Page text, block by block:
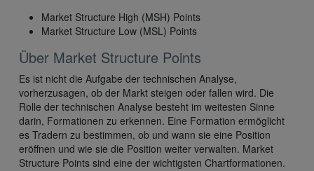
Market Structure High (MSH) Points
Market Structure Low (MSL) Points
Über Market Structure Points
Es ist nicht die Aufgabe der technischen Analyse,
vorherzusagen, ob der Markt steigen oder fallen wird. Die
Rolle der technischen Analyse besteht im weitesten Sinne
darin, Formationen zu erkennen. Eine Formation ermöglicht
es Tradern zu bestimmen, ob und wann sie eine Position
eröffnen und wie sie die Position weiter verwalten. Market
Structure Points sind eine der wichtigsten Chartformationen.